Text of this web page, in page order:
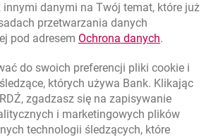
lub bankomat otwiera się w nowej karcie
się w nowej karcie
innymi danymi na Twój temat, które już
przetwarzania danych
pod adresem Ochrona danychlink
.
do swoich preferencji pliki cookie i
których używa Bank. Klikając
zgadzasz się na zapisywanie
i marketingowych plików
technologii śledzących, które